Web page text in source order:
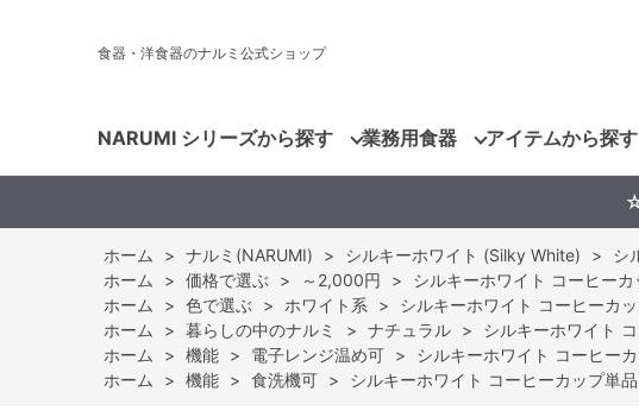
食器・洋食器のナルミ公式ショップ
NARUMI シリーズから探す 業務用食器 アイテムから探す
ホーム > ナルミ(NARUMI) > シルキーホワイト (Silky White) >
シ
ホーム
> 価格で選ぶ > ～2,000円 >
シルキーホワイト コーヒー
ホーム
> 色で選ぶ > ホワイト系 >
シルキーホワイト コーヒーカ
ホーム
> 暮らしの中のナルミ > ナチュラル >
シルキーホワイト
ホーム
> 機能 > 電子レンジ温め可 >
シルキーホワイト コーヒー
ホーム
> 機能 > 食洗機可 > シルキーホワイト コーヒーカップ単